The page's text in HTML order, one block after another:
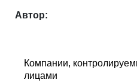
Автор:
Компании,
лицами